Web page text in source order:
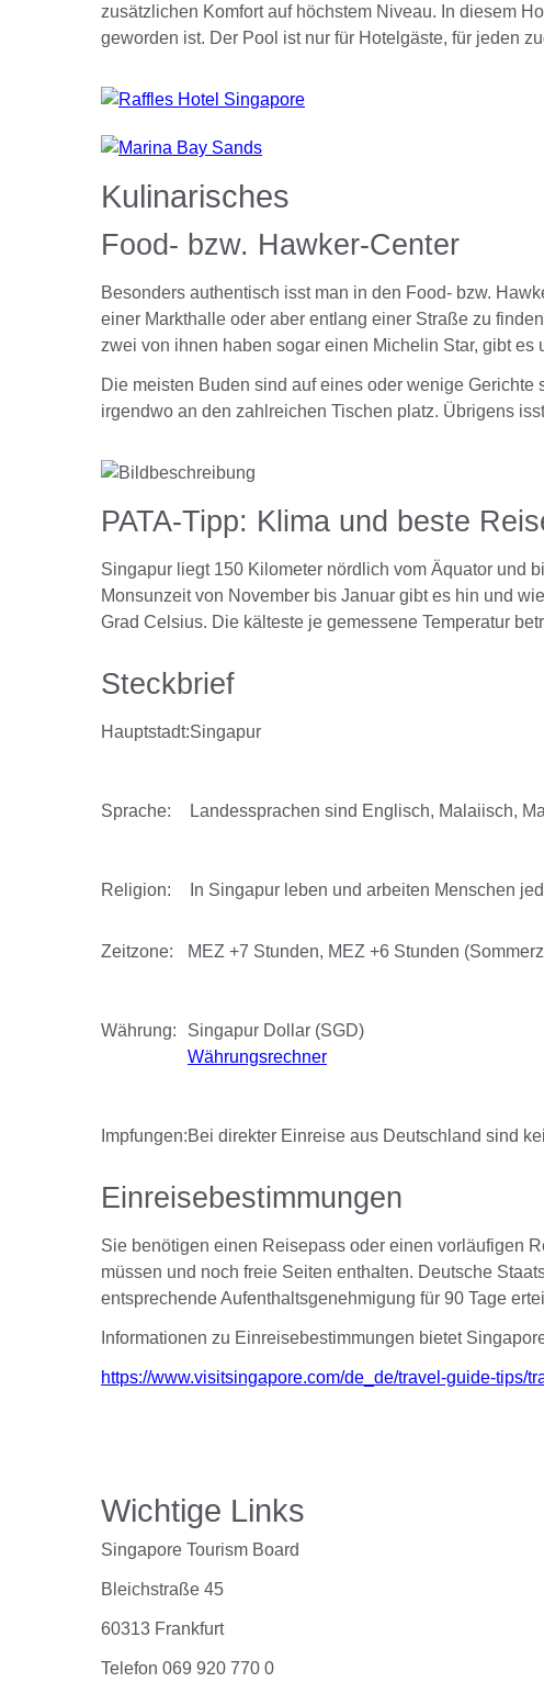
zusätzlichen Komfort auf höchstem Niveau. In diesem
geworden ist. Der Pool ist nur für Hotelgäste, für jeden
Kulinarisches
Food- bzw. Hawker-Center
Besonders authentisch isst man in den Food- bzw.
einer Markthalle oder aber entlang einer Straße zu
zwei von ihnen haben sogar einen Michelin Star, gibt
Die meisten Buden sind auf eines oder wenige
irgendwo an den zahlreichen Tischen platz. Übrigens
PATA-Tipp: Klima und beste
Singapur liegt 150 Kilometer nördlich vom Äquator und
Monsunzeit von November bis Januar gibt es hin und
Grad Celsius. Die kälteste je gemessene Temperatur
Steckbrief
Hauptstadt:Singapur
Sprache: Landessprachen sind Englisch, Malaiisch,
Religion: In Singapur leben und arbeiten Menschen
Zeitzone: MEZ +7 Stunden, MEZ +6 Stunden
Währung:
Singapur Dollar (SGD)
Währungsrechner
Impfungen:Bei direkter Einreise aus Deutschland sind
Einreisebestimmungen
Sie benötigen einen Reisepass oder einen vorläufigen
müssen und noch freie Seiten enthalten. Deutsche
entsprechende Aufenthaltsgenehmigung für 90 Tage
Informationen zu Einreisebestimmungen bietet
https://www.visitsingapore.com/de_de/travel-guide-tips/
Wichtige Links
Singapore Tourism Board
Bleichstraße 45
60313 Frankfurt
Telefon 069 920 770 0